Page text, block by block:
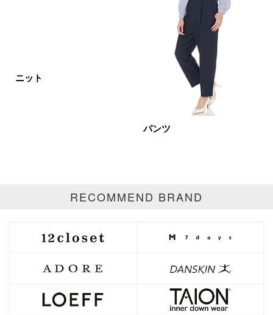
グレー
ベージュ オレンジ
ピンク
ニット
パンツ
RECOMMEND BRAND